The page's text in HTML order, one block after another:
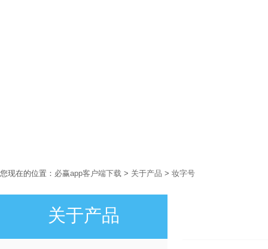
您现在的位置： 必赢app客户端下载 > 关于产品 > 妆字号
关于产品